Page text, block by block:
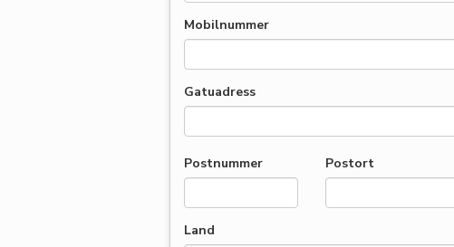
Mobilnummer
Gatuadress
Postnummer Postort
Land